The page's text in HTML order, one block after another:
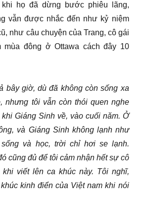
họ đã dừng bước phiêu lãng,
vẫn được nhắc đến như kỷ niệm
như câu chuyện của Trang, cô gái
mùa đông ở Ottawa cách đây 10
bây giờ, dù đã không còn sống xa
nhưng tôi vẫn còn thói quen nghe
Giáng Sinh về, vào cuối năm. Ở
và Giáng Sinh không lạnh như
và học, trời chỉ hơi se lạnh.
cũng đủ để tôi cảm nhận hết sự cô
viết lên ca khúc này. Tôi nghĩ,
kinh điển của Việt nam khi nói